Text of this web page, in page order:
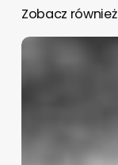
Zobacz również